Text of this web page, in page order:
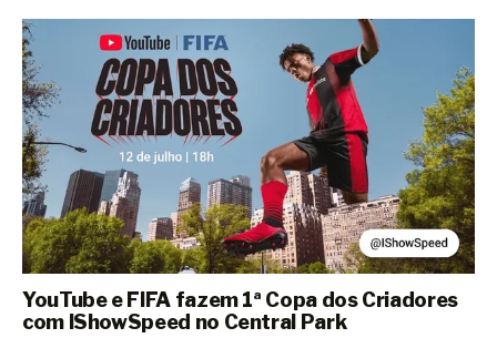
YouTube e FIFA fazem 1ª Copa dos Criadores
com IShowSpeed no Central Park